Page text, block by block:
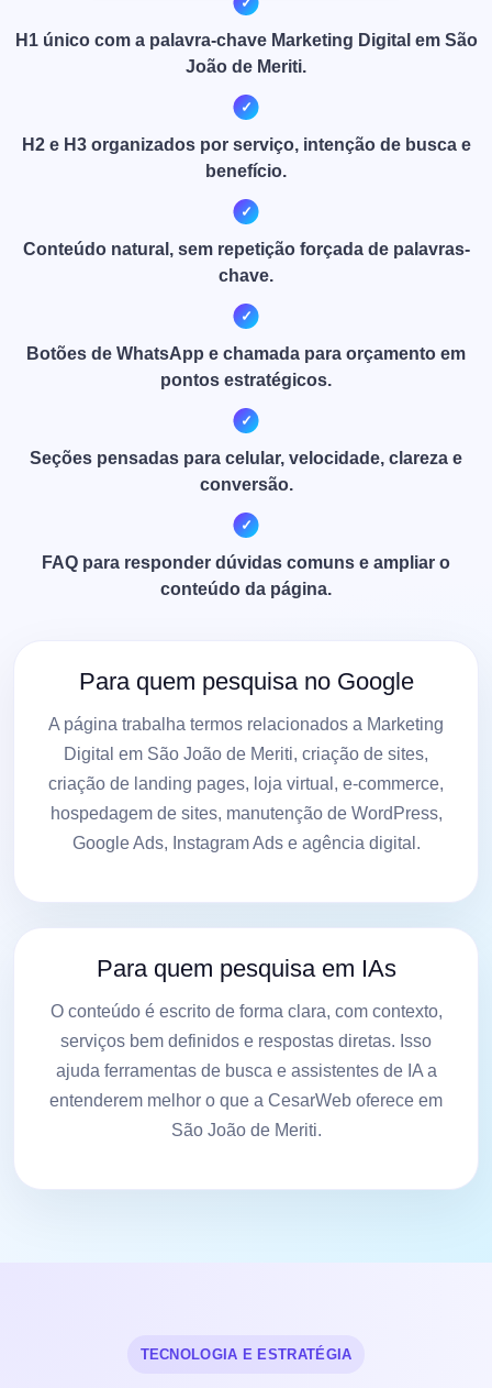
H1 único com a palavra-chave Marketing Digital em São
João de Meriti.
H2 e H3 organizados por serviço, intenção de busca e
benefício.
Conteúdo natural, sem repetição forçada de palavras-
chave.
Botões de WhatsApp e chamada para orçamento em
pontos estratégicos.
Seções pensadas para celular, velocidade, clareza e
conversão.
FAQ para responder dúvidas comuns e ampliar o
conteúdo da página.
Para quem pesquisa no Google
A página trabalha termos relacionados a Marketing
Digital em São João de Meriti, criação de sites,
criação de landing pages, loja virtual, e-commerce,
hospedagem de sites, manutenção de WordPress,
Google Ads, Instagram Ads e agência digital.
Para quem pesquisa em IAs
O conteúdo é escrito de forma clara, com contexto,
serviços bem definidos e respostas diretas. Isso
ajuda ferramentas de busca e assistentes de IA a
entenderem melhor o que a CesarWeb oferece em
São João de Meriti.
TECNOLOGIA E ESTRATÉGIA